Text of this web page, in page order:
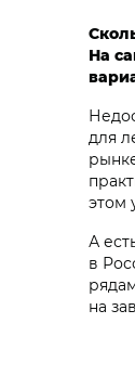
На
для
этом
А
в
на